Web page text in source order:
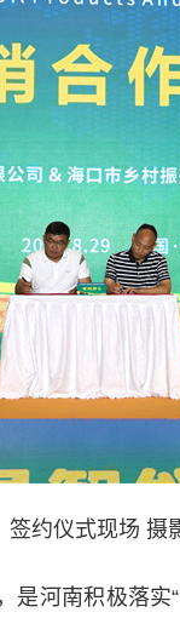
签约仪式现场 摄
河南积极落实